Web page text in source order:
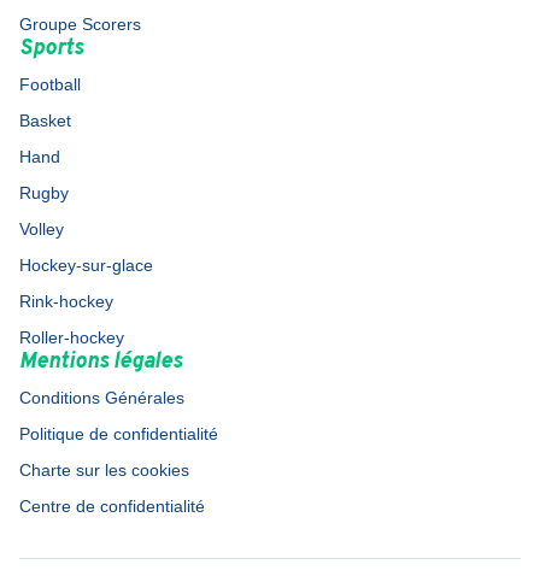
Groupe Scorers
Sports
Football
Basket
Hand
Rugby
Volley
Hockey-sur-glace
Rink-hockey
Roller-hockey
Mentions légales
Conditions Générales
Politique de confidentialité
Charte sur les cookies
Centre de confidentialité